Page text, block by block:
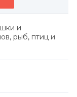
и
рыб, птиц и